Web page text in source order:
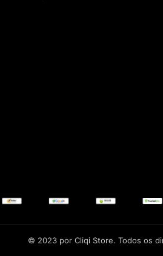
© 2023 por Cliqi Store. Todos os